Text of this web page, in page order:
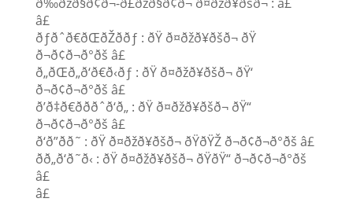
â£
ðƒðˆð€ðŒðŽððƒ : ðŸ ð¤ðžð¥ðšð¬ ðŸ
ð¬ð¢ð¬ð°ðš â£
ð„ðŒð„ð‘ð€ð‹ðƒ : ðŸ ð¤ðžð¥ðšð¬ ðŸ‘
ð¬ð¢ð¬ð°ðš â£
ð’ð‡ð€ðððˆð‘ð„ : ðŸ ð¤ðžð¥ðšð¬ ðŸ“
ð¬ð¢ð¬ð°ðš â£
ð‘ð”ðð˜ : ðŸ ð¤ðžð¥ðšð¬ ðŸðŸŽ ð¬ð¢ð¬ð°ðš â£
ðð„ð‘ð˜ð‹ : ðŸ ð¤ðžð¥ðšð¬ ðŸðŸ“ ð¬ð¢ð¬ð°ðš
â£
â£